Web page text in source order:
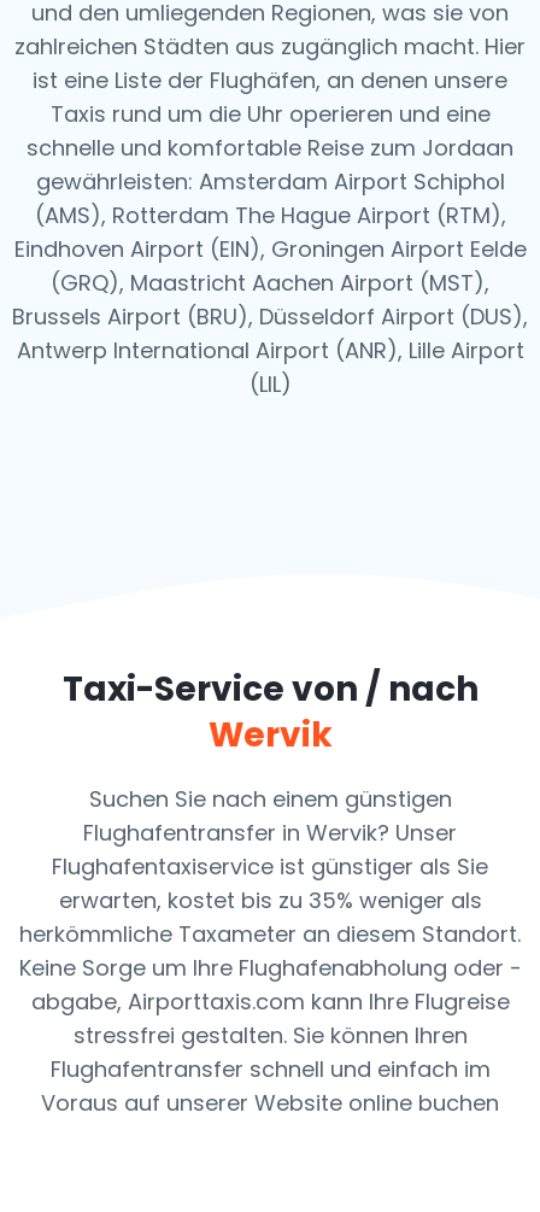
und den umliegenden Regionen, was sie von
zahlreichen Städten aus zugänglich macht. Hier
ist eine Liste der Flughäfen, an denen unsere
Taxis rund um die Uhr operieren und eine
schnelle und komfortable Reise zum Jordaan
gewährleisten: Amsterdam Airport Schiphol
(AMS), Rotterdam The Hague Airport (RTM),
Eindhoven Airport (EIN), Groningen Airport Eelde
(GRQ), Maastricht Aachen Airport (MST),
Brussels Airport (BRU), Düsseldorf Airport (DUS),
Antwerp International Airport (ANR), Lille Airport
(LIL)
Taxi-Service von / nach
Wervik
Suchen Sie nach einem günstigen
Flughafentransfer in Wervik? Unser
Flughafentaxiservice ist günstiger als Sie
erwarten, kostet bis zu 35% weniger als
herkömmliche Taxameter an diesem Standort.
Keine Sorge um Ihre Flughafenabholung oder -
abgabe, Airporttaxis.com kann Ihre Flugreise
stressfrei gestalten. Sie können Ihren
Flughafentransfer schnell und einfach im
Voraus auf unserer Website online buchen